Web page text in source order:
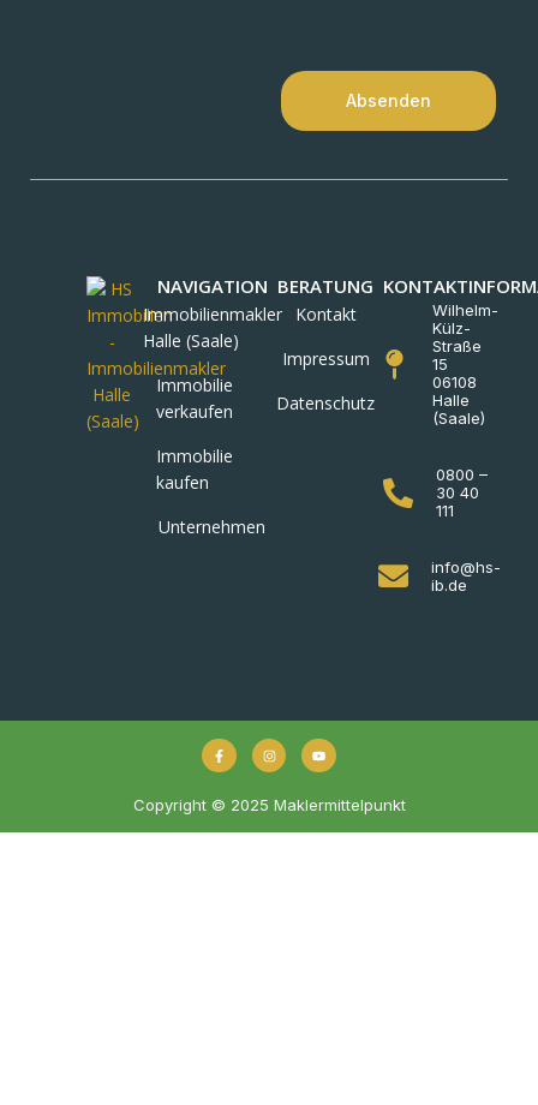
Absenden
NAVIGATION
Immobilienmakler
Halle (Saale)
Immobilie
verkaufen
Immobilie
kaufen
Unternehmen
BERATUNG
Kontakt
Impressum
Datenschutz
Wilhelm-
Külz-
Straße
15
06108
Halle
(Saale)
0800 –
30 40
111
info@hs-
ib.de
Copyright © 2025 Maklermittelpunkt